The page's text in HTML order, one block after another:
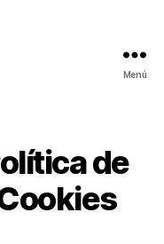
Menú
de